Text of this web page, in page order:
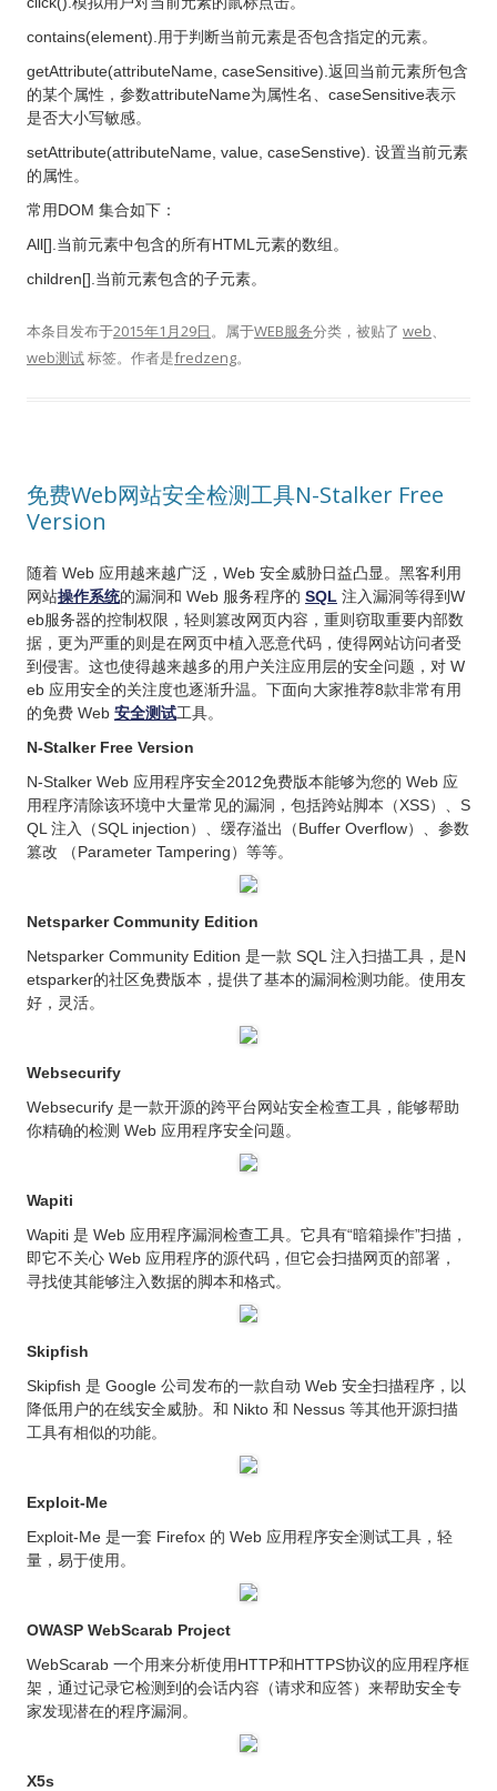
contains(element).用于判断当前元素是否包含指定的元素。
getAttribute(attributeName, caseSensitive).返回当前元素所包含
的某个属性，参数attributeName为属性名、caseSensitive表示
是否大小写敏感。
setAttribute(attributeName, value, caseSenstive). 设置当前元素
的属性。
常用DOM 集合如下：
All[].当前元素中包含的所有HTML元素的数组。
children[].当前元素包含的子元素。
本条目发布于2015年1月29日。属于WEB服务分类，被贴了 web、
web测试标签。 作者是fredzeng。
免费Web网站安全检测工具N-Stalker Free
Version
随着 Web 应用越来越广泛，Web 安全威胁日益凸显。黑客利用
网站操作系统的漏洞和 Web 服务程序的 SQL 注入漏洞等得到W
eb服务器的控制权限，轻则篡改网页内容，重则窃取重要内部数
据，更为严重的则是在网页中植入恶意代码，使得网站访问者受
到侵害。这也使得越来越多的用户关注应用层的安全问题，对 W
eb 应用安全的关注度也逐渐升温。下面向大家推荐8款非常有用
的免费 Web 安全测试工具。
N-Stalker Free Version
N-Stalker Web 应用程序安全2012免费版本能够为您的 Web 应
用程序清除该环境中大量常见的漏洞，包括跨站脚本（XSS）、S
QL 注入（SQL injection）、缓存溢出（Buffer Overflow）、参数
篡改 （Parameter Tampering）等等。
Netsparker Community Edition
Netsparker Community Edition 是一款 SQL 注入扫描工具，是N
etsparker的社区免费版本，提供了基本的漏洞检测功能。使用友
好，灵活。
Websecurify
Websecurify 是一款开源的跨平台网站安全检查工具，能够帮助
你精确的检测 Web 应用程序安全问题。
Wapiti
Wapiti 是 Web 应用程序漏洞检查工具。它具有“暗箱操作”扫描，
即它不关心 Web 应用程序的源代码，但它会扫描网页的部署，
寻找使其能够注入数据的脚本和格式。
Skipfish
Skipfish 是 Google 公司发布的一款自动 Web 安全扫描程序，以
降低用户的在线安全威胁。和 Nikto 和 Nessus 等其他开源扫描
工具有相似的功能。
Exploit-Me
Exploit-Me 是一套 Firefox 的 Web 应用程序安全测试工具，轻
量，易于使用。
OWASP WebScarab Project
WebScarab 一个用来分析使用HTTP和HTTPS协议的应用程序框
架，通过记录它检测到的会话内容（请求和应答）来帮助安全专
家发现潜在的程序漏洞。
X5s